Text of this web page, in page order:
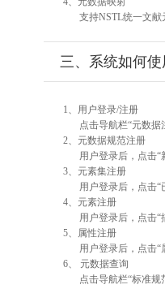
支持NSTL统一文
三、系统如何使
1、用户登录/注册
点击导航栏“元数
2、元数据规范注册
用户登录后，点击“
3、元素集注册
用户登录后，点击
4、元素注册
用户登录后，点击
5、属性注册
用户登录后，点击“
6、 元数据查询
点击导航栏“标准